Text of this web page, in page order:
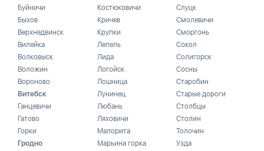
Буйничи
Быхов
Верхнедвинск
Вилейка
Волковыск
Воложин
Вороново
Витебск
Ганцевичи
Гатово
Горки
Гродно
Костюковичи
Кричев
Крупки
Лепель
Лида
Логойск
Лошница
Лунинец
Любань
Ляховичи
Малорита
Марьина горка
Слуцк
Смолевичи
Сморгонь
Сокол
Солигорск
Сосны
Старобин
Старые дороги
Столбцы
Столин
Толочин
Узда